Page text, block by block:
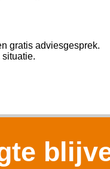
gratis adviesgesprek.